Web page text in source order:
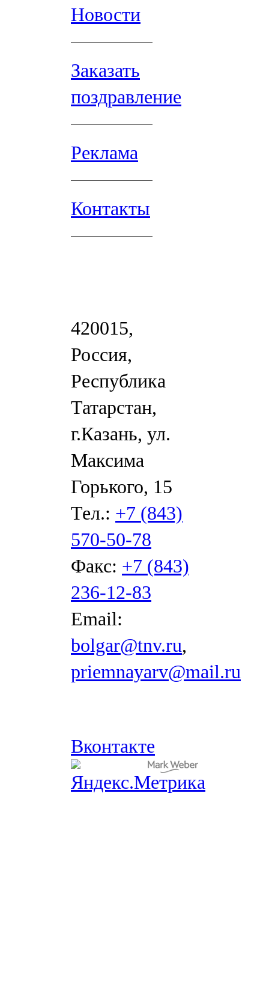
Новости
Заказать
поздравление
Реклама
Контакты
420015,
Россия,
Республика
Татарстан,
г.Казань, ул.
Максима
Горького, 15
Тел.: +7 (843)
570-50-78
Факс: +7 (843)
236-12-83
Email:
bolgar@tnv.ru,
priemnayarv@mail.ru
Вконтакте